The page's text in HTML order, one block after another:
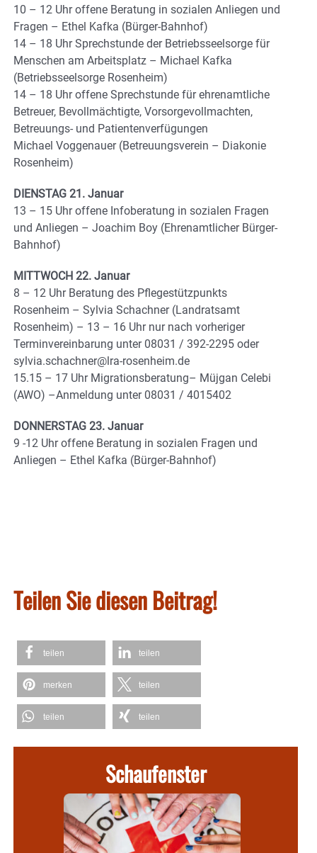
10 – 12 Uhr offene Beratung in sozialen Anliegen und
Fragen – Ethel Kafka (Bürger-Bahnhof)
14 – 18 Uhr Sprechstunde der Betriebsseelsorge für
Menschen am Arbeitsplatz – Michael Kafka
(Betriebsseelsorge Rosenheim)
14 – 18 Uhr offene Sprechstunde für ehrenamtliche
Betreuer, Bevollmächtigte, Vorsorgevollmachten,
Betreuungs- und Patientenverfügungen
Michael Voggenauer (Betreuungsverein – Diakonie
Rosenheim)
DIENSTAG 21. Januar
13 – 15 Uhr offene Infoberatung in sozialen Fragen
und Anliegen – Joachim Boy (Ehrenamtlicher Bürger-
Bahnhof)
MITTWOCH 22. Januar
8 – 12 Uhr Beratung des Pflegestützpunkts
Rosenheim – Sylvia Schachner (Landratsamt
Rosenheim) – 13 – 16 Uhr nur nach vorheriger
Terminvereinbarung unter 08031 / 392-2295 oder
sylvia.schachner@lra-rosenheim.de
15.15 – 17 Uhr Migrationsberatung– Müjgan Celebi
(AWO) –Anmeldung unter 08031 / 4015402
DONNERSTAG 23. Januar
9 -12 Uhr offene Beratung in sozialen Fragen und
Anliegen – Ethel Kafka (Bürger-Bahnhof)
Teilen Sie diesen Beitrag!
teilen teilen
merken teilen
teilen teilen
Schaufenster